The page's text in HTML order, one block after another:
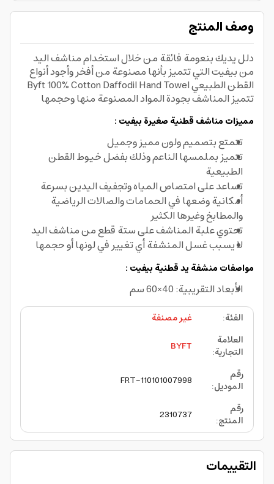
وصف المنتج
دلل يديك بنعومة فائقة من خلال استخدام مناشف اليد
من بيفيت التي تتميز بأنها مصنوعة من أفخر وأجود أنواع
القطن الطبيعي Byft 100% Cotton Daffodil Hand Towel
تتميز المناشف بجودة المواد المصنوعة منها وحجمها
مميزات مناشف قطنية صغيرة بيفيت :
تتمتع بتصميم ولون مميز وجميل
تتميز بملمسها الناعم وذلك بفضل خيوط القطن
الطبيعية
تساعد على امتصاص المياه وتجفيف اليدين بسرعة
أمكانية وضعها في الحمامات والصالات الرياضية
والمطابخ وغيرها الكثير
تحتوي علبة المناشف على ستة قطع من مناشف اليد
لا يسبب غسل المنشفة أي تغيير في لونها أو حجمها
مواصفات منشفة يد قطنية بيفيت :
الأبعاد التقريبية: 40×60 سم
الفئة:
غير مصنفة
العلامة
التجارية:
BYFT
رقم
الموديل:
FRT-110101007998
رقم
المنتج:
2310737
التقييمات